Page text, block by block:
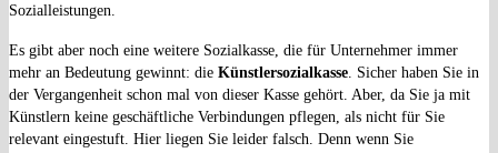
Sozialleistungen.
Es gibt aber noch eine weitere Sozialkasse, die für Unternehmer immer
mehr an Bedeutung gewinnt: die Künstlersozialkasse . Sicher haben Sie in
der Vergangenheit schon mal von dieser Kasse gehört. Aber, da Sie ja mit
Künstlern keine geschäftliche Verbindungen pflegen, als nicht für Sie
relevant eingestuft. Hier liegen Sie leider falsch. Denn wenn Sie